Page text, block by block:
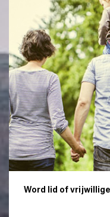
Word lid of